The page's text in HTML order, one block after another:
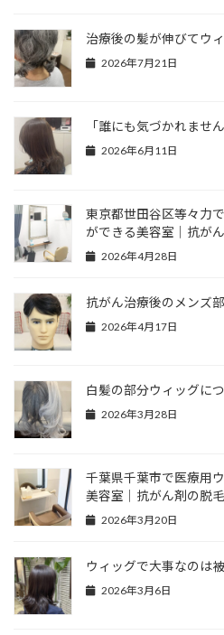
治療後の髪が伸びてウ
2026年7月21日
「誰にも気づかれませ
2026年6月11日
東京都世田谷区等々力
ができる美容室｜抗が
2026年4月28日
抗がん治療後のメンズ
2026年4月17日
白髪の部分ウィッグに
2026年3月28日
千葉県千葉市で医療用
美容室｜抗がん剤の脱
2026年3月20日
ウィッグで大事なのは
2026年3月6日